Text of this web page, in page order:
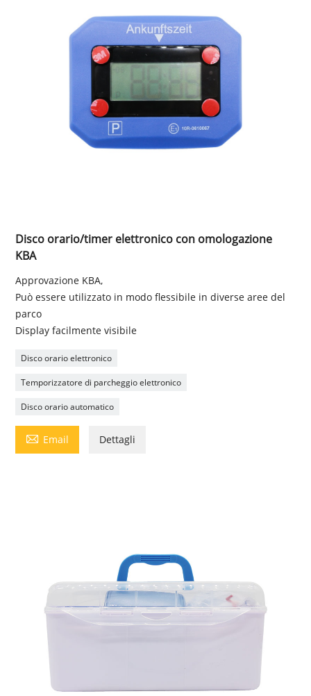
Disco orario/timer elettronico con omologazione
KBA
Approvazione KBA,
Può essere utilizzato in modo flessibile in diverse aree del
parco
Display facilmente visibile
Disco orario elettronico
Temporizzatore di parcheggio elettronico
Disco orario automatico
 Email Dettagli